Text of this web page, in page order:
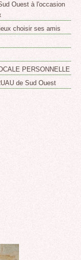
Ouest à l'occasion
choisir ses amis
PERSONNELLE
de Sud Ouest